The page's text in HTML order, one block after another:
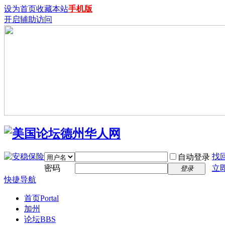
设为首页收藏本站手机版
开启辅助访问
自动登录 找
密码
登录
立
快捷导航
首页Portal
加州
论坛BBS